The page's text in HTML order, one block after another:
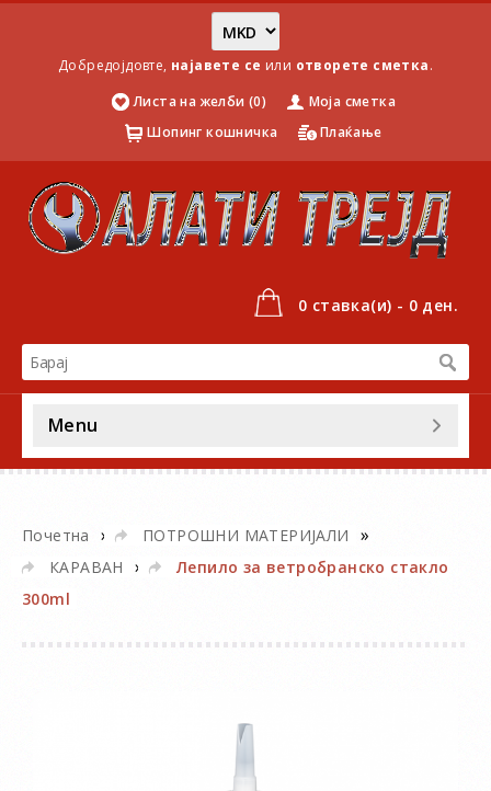
Добредојдовте, најавете се или отворете сметка.
Листа на желби (0)
Моја сметка
Шопинг кошничка
Плаќање
0 ставка(и) - 0 ден.
Menu
Почетна » ПОТРОШНИ МАТЕРИЈАЛИ »
КАРАВАН »
Лепило за ветробранско стакло
300ml